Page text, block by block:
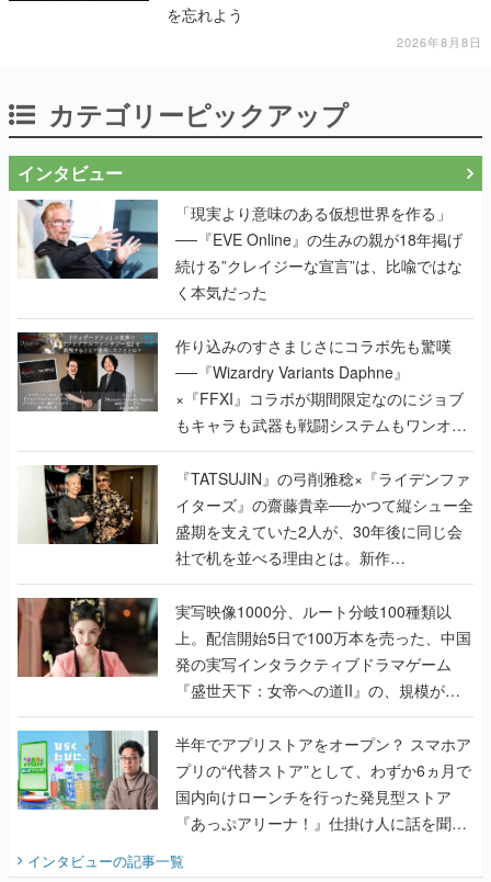
を忘れよう
2026年8月8日
カテゴリーピックアップ
インタビュー
「現実より意味のある仮想世界を作る」
──『EVE Online』の生みの親が18年掲げ
続ける”クレイジーな宣言”は、比喩ではな
く本気だった
作り込みのすさまじさにコラボ先も驚嘆
──『Wizardry Variants Daphne』
×『FFXI』コラボが期間限定なのにジョブ
もキャラも武器も戦闘システムもワンオフ
で作り込まれた理由を両ディレクターに聞
く
『TATSUJIN』の弓削雅稔×『ライデンファ
イターズ』の齋藤貴幸──かつて縦シュー全
盛期を支えていた2人が、30年後に同じ会
社で机を並べる理由とは。新作
『TATSUJIN EXTREME』で初タッグを組
んだレジェンド2人に訊く開発秘話
実写映像1000分、ルート分岐100種類以
上。配信開始5日で100万本を売った、中国
発の実写インタラクティブドラマゲーム
『盛世天下：女帝への道II』の、規模が違
うこだわりをプロデューサーに聞いた
半年でアプリストアをオープン？ スマホア
プリの“代替ストア”として、わずか6ヵ月で
国内向けローンチを行った発見型ストア
『あっぷアリーナ！』仕掛け人に話を聞い
インタビューの記事一覧